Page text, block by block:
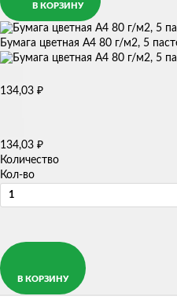
В КОРЗИНУ
Бумага цветная А4 80 г/м2, 5
134,03 ₽
134,03 ₽
Количество
Кол-во
В КОРЗИНУ